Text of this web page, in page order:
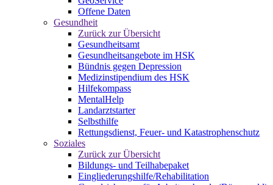
Offene Daten
Gesundheit
Zurück zur Übersicht
Gesundheitsamt
Gesundheitsangebote im HSK
Bündnis gegen Depression
Medizinstipendium des HSK
Hilfekompass
MentalHelp
Landarztstarter
Selbsthilfe
Rettungsdienst, Feuer- und Katastrophenschutz
Soziales
Zurück zur Übersicht
Bildungs- und Teilhabepaket
Eingliederungshilfe/Rehabilitation